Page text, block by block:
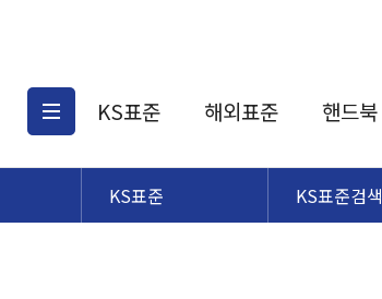
KS표준
KS표준검색
해외표준
해외표준검색
핸드북
KS표준 KS표준검색